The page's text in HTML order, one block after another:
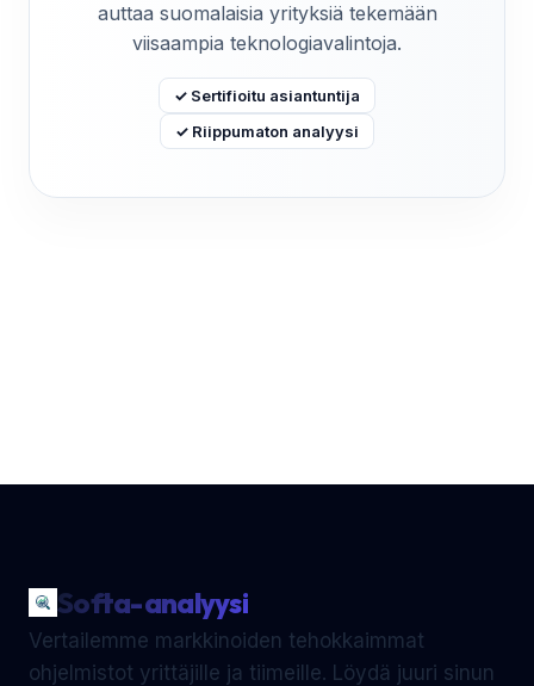
auttaa suomalaisia yrityksiä tekemään
viisaampia teknologiavalintoja.
✓ Sertifioitu asiantuntija
✓ Riippumaton analyysi
Softa-analyysi
Vertailemme markkinoiden tehokkaimmat
ohjelmistot yrittäjille ja tiimeille. Löydä juuri sinun